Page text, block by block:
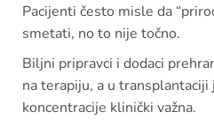
Pacijenti često misle da
smetati, no to nije točno.
Biljni pripravci i dodaci
na terapiju, a u
koncentracije klinički važna.